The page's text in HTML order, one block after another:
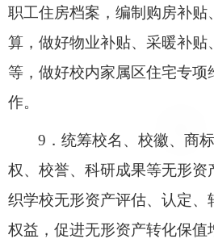
职工住房档案，编制购房补贴
算，做好物业补贴、采暖补贴
等 ， 做好校内家属区住宅专项
作。
9． 统筹校名、校徽、商
权、校誉、科研成果等无形资
织学校无形资产评估、认定、
权益，促进无形资产转化保值